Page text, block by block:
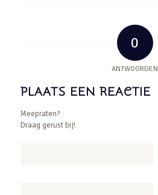
0
ANTWOORDEN
PLAATS EEN REACTIE
Meepraten?
Draag gerust bij!